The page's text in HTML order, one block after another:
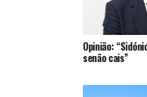
Opinião:
senão cais”